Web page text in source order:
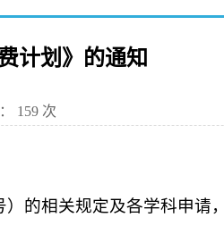
计划》的通知
159 次
的相关规定及各学科申请